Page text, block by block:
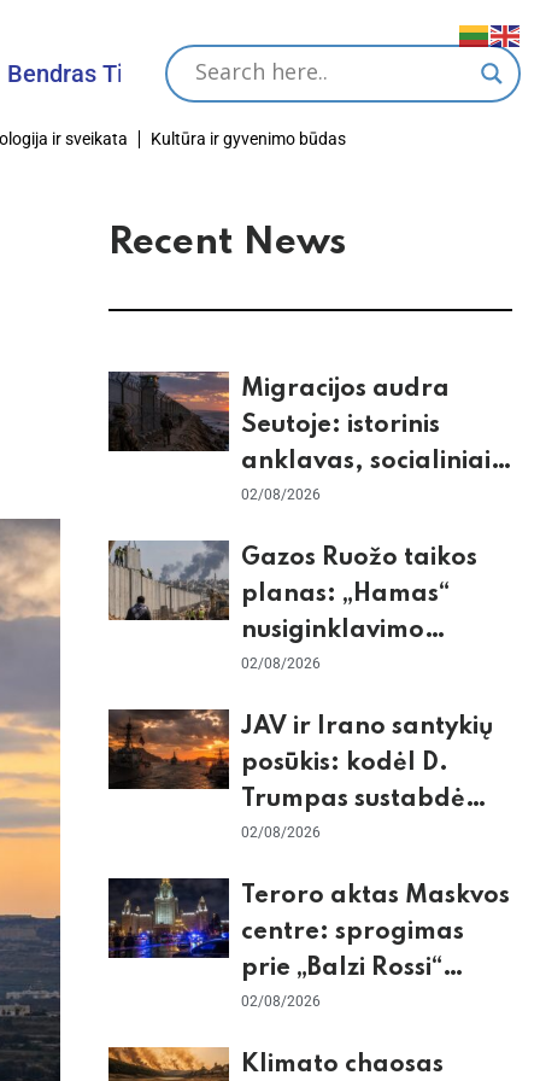
Tikslas
ir sveikata Kultūra ir gyvenimo būdas
Recent News
Migracijos audra
Seutoje: istorinis
anklavas, socialiniai
tinklai ir ES skilimas
02/08/2026
Gazos Ruožo taikos
planas: „Hamas“
nusiginklavimo
sąlygos, Izraelio
nerimas dėl sienos
02/08/2026
JAV ir Irano santykių
posūkis: kodėl D.
Trumpas sustabdė
smūgius ir kuo
ekonomika
02/08/2026
Teroro aktas Maskvos
centre: sprogimas
prie „Balzi Rossi“
restorano,
02/08/2026
Klimato chaosas